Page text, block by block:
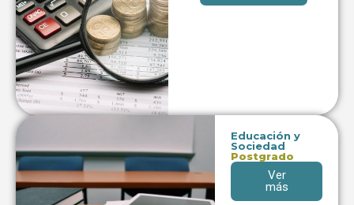
Educación y
Sociedad
Postgrado
Ver
más